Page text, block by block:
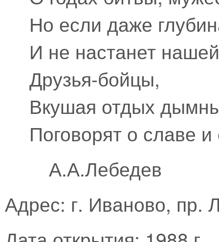
Но если даже
И не настанет
Друзья-бойцы,
Вкушая отдых
Поговорят о славе
А.А.Лебедев
Адрес: г. Иваново, пр.